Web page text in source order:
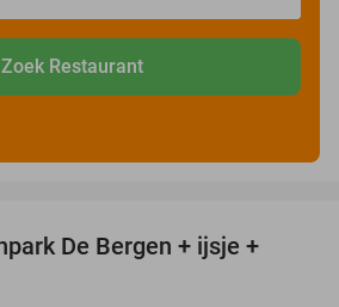
Zoek Restaurant
De Bergen + ijsje +